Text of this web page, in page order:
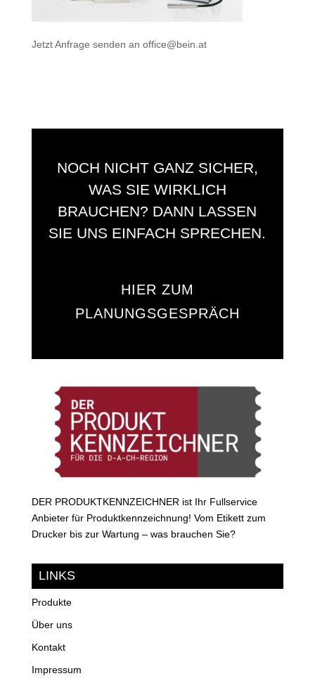
Jetzt Anfrage senden an office@bein.at
NOCH NICHT GANZ SICHER,
WAS SIE WIRKLICH
BRAUCHEN? DANN LASSEN
SIE UNS EINFACH SPRECHEN.
HIER ZUM
PLANUNGSGESPRÄCH
DER PRODUKTKENNZEICHNER ist Ihr Fullservice
Anbieter für Produktkennzeichnung! Vom Etikett zum
Drucker bis zur Wartung – was brauchen Sie?
LINKS
Produkte
Über uns
Kontakt
Impressum